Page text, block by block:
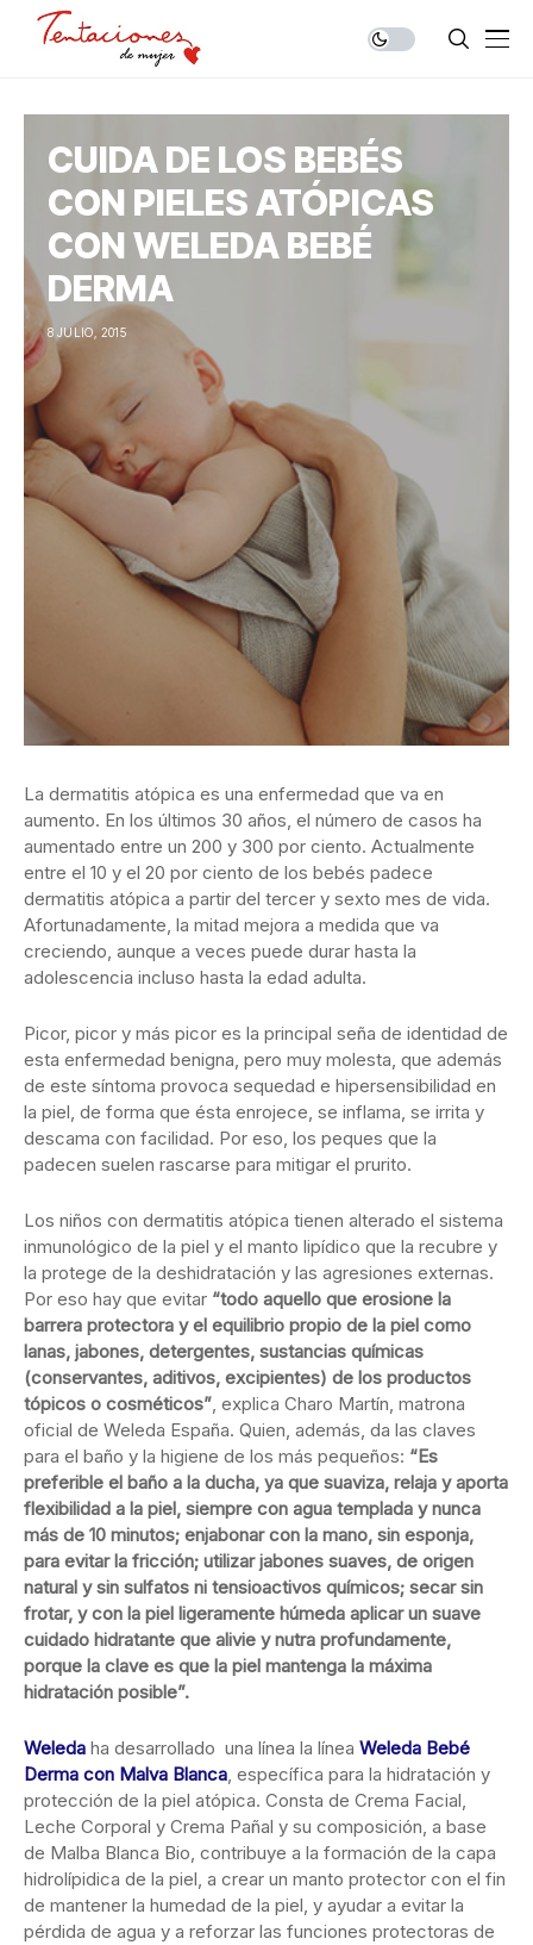
CUIDA DE LOS BEBÉS
CON PIELES ATÓPICAS
CON WELEDA BEBÉ
DERMA
8 JULIO, 2015
La dermatitis atópica es una enfermedad que va en
aumento. En los últimos 30 años, el número de casos ha
aumentado entre un 200 y 300 por ciento. Actualmente
entre el 10 y el 20 por ciento de los bebés padece
dermatitis atópica a partir del tercer y sexto mes de vida.
Afortunadamente, la mitad mejora a medida que va
creciendo, aunque a veces puede durar hasta la
adolescencia incluso hasta la edad adulta.
Picor, picor y más picor es la principal seña de identidad de
esta enfermedad benigna, pero muy molesta, que además
de este síntoma provoca sequedad e hipersensibilidad en
la piel, de forma que ésta enrojece, se inflama, se irrita y
descama con facilidad. Por eso, los peques que la
padecen suelen rascarse para mitigar el prurito.
Los niños con dermatitis atópica tienen alterado el sistema
inmunológico de la piel y el manto lipídico que la recubre y
la protege de la deshidratación y las agresiones externas.
Por eso hay que evitar “todo aquello que erosione la
barrera protectora y el equilibrio propio de la piel como
lanas, jabones, detergentes, sustancias químicas
(conservantes, aditivos, excipientes) de los productos
tópicos o cosméticos”, explica Charo Martín, matrona
oficial de Weleda España. Quien, además, da las claves
para el baño y la higiene de los más pequeños: “Es
preferible el baño a la ducha, ya que suaviza, relaja y aporta
flexibilidad a la piel, siempre con agua templada y nunca
más de 10 minutos; enjabonar con la mano, sin esponja,
para evitar la fricción; utilizar jabones suaves, de origen
natural y sin sulfatos ni tensioactivos químicos; secar sin
frotar, y con la piel ligeramente húmeda aplicar un suave
cuidado hidratante que alivie y nutra profundamente,
porque la clave es que la piel mantenga la máxima
hidratación posible”.
Weleda ha desarrollado una línea la línea Weleda Bebé
Derma con Malva Blanca, específica para la hidratación y
protección de la piel atópica. Consta de Crema Facial,
Leche Corporal y Crema Pañal y su composición, a base
de Malba Blanca Bio, contribuye a la formación de la capa
hidrolípidica de la piel, a crear un manto protector con el fin
de mantener la humedad de la piel, y ayudar a evitar la
pérdida de agua y a reforzar las funciones protectoras de